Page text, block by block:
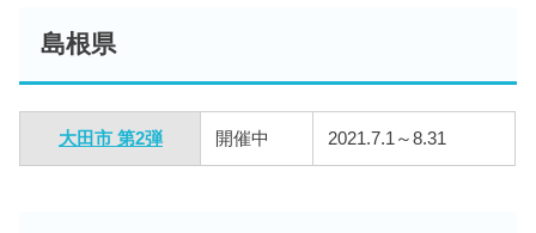
島根県
大田市 第2弾 開催中 2021.7.1～8.31